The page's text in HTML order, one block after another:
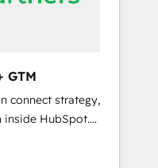
in your time
full
Configure
process. Sales,
together. ➤ AI
AI, custom
GTM
connect strategy,
inside HubSpot.
agencies fall
with